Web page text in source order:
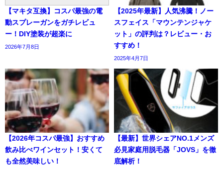
【マキタ互換】コスパ最強の電
動スプレーガンをガチレビュ
ー！DIY塗装が超楽に
2026年7月8日
【2025年最新】人気沸騰！ノー
スフェイス「マウンテンジャケ
ット」の評判は？レビュー・お
すすめ！
2025年4月7日
【2026年コスパ最強】おすすめ
飲み比べワインセット！安くて
も全然美味しい！
【最新】世界シェアNO.1メンズ
必見家庭用脱毛器「JOVS」を徹
底解析！